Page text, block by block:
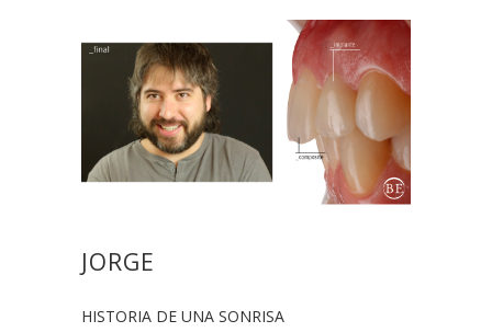
JORGE
HISTORIA DE UNA SONRISA